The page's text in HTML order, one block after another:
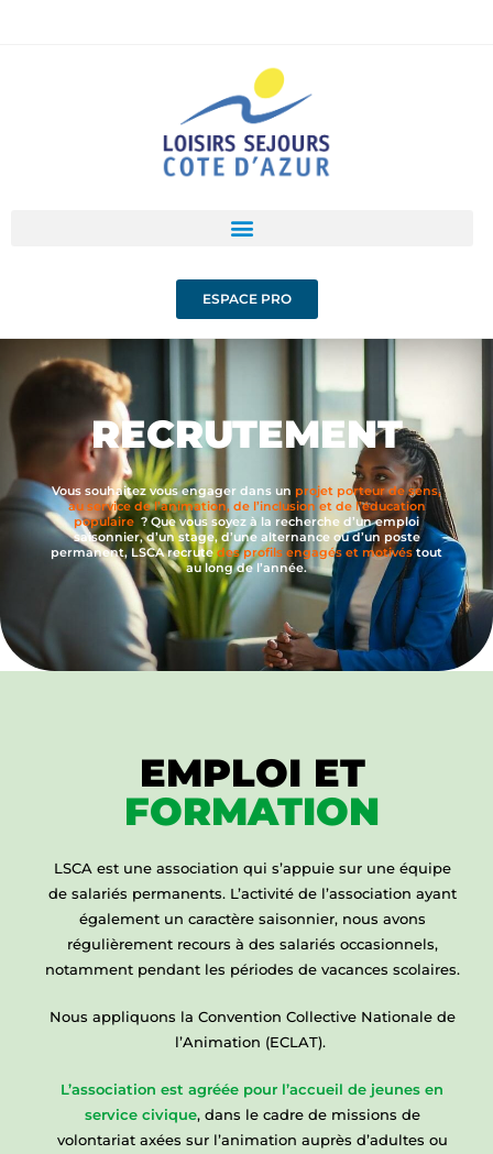
ESPACE PRO
RECRUTEMENT
Vous souhaitez vous engager dans un projet porteur de sens,
au service de l’animation, de l’inclusion et de l’éducation
populaire ? Que vous soyez à la recherche d’un emploi
saisonnier, d’un stage, d’une alternance ou d’un poste
permanent, LSCA recrutedes profils engagés et motivéstout
au long de l’année.
EMPLOI ET
FORMATION
LSCA est une association qui s’appuie sur une équipe
de salariés permanents. L’activité de l’association ayant
également un caractère saisonnier, nous avons
régulièrement recours à des salariés occasionnels,
notamment pendant les périodes de vacances scolaires.
Nous appliquons la Convention Collective Nationale de
l’Animation (ECLAT).
L’association est agréée pour l’accueil de jeunes en
service civique, dans le cadre de missions de
volontariat axées sur l’animation auprès d’adultes ou